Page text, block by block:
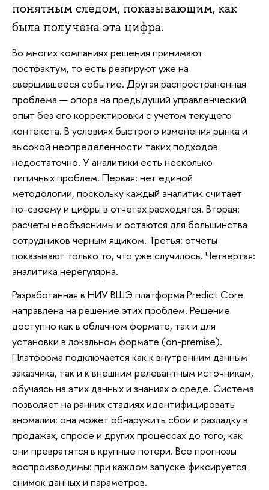
понятным следом, показывающим, как
была получена эта цифра.
Во многих компаниях решения принимают
постфактум, то есть реагируют уже на
свершившееся событие. Другая распространенная
проблема — опора на предыдущий управленческий
опыт без его корректировки с учетом текущего
контекста. В условиях быстрого изменения рынка и
высокой неопределенности таких подходов
недостаточно. У аналитики есть несколько
типичных проблем. Первая: нет единой
методологии, поскольку каждый аналитик считает
по-своему и цифры в отчетах расходятся. Вторая:
расчеты необъяснимы и остаются для большинства
сотрудников черным ящиком. Третья: отчеты
показывают только то, что уже случилось. Четвертая:
аналитика нерегулярна.
Разработанная в НИУ ВШЭ платформа Predict Core
направлена на решение этих проблем. Решение
доступно как в облачном формате, так и для
установки в локальном формате (on-premise).
Платформа подключается как к внутренним данным
заказчика, так и к внешним релевантным источникам,
обучаясь на этих данных и знаниях о среде. Система
позволяет на ранних стадиях идентифицировать
аномалии: она может обнаружить сбои и разладку в
продажах, спросе и других процессах до того, как
они превратятся в крупные потери. Все прогнозы
воспроизводимы: при каждом запуске фиксируется
снимок данных и параметров.